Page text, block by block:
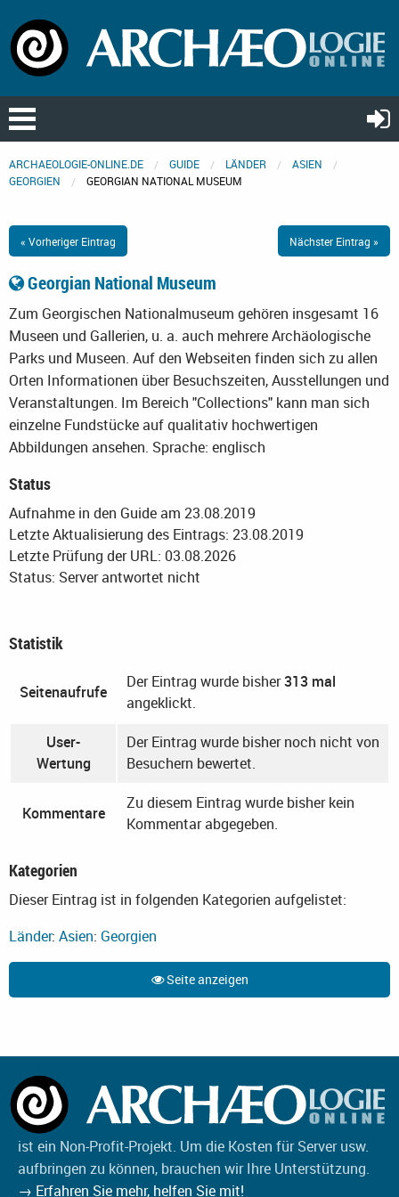
ARCHAEOLOGIE-ONLINE.DE GUIDE LÄNDER
ASIEN
GEORGIEN
GEORGIAN NATIONAL MUSEUM
« Vorheriger Eintrag Nächster Eintrag »
Georgian National Museum
Zum Georgischen Nationalmuseum gehören insgesamt 16
Museen und Gallerien, u. a. auch mehrere Archäologische
Parks und Museen. Auf den Webseiten finden sich zu allen
Orten Informationen über Besuchszeiten, Ausstellungen und
Veranstaltungen. Im Bereich "Collections" kann man sich
einzelne Fundstücke auf qualitativ hochwertigen
Abbildungen ansehen. Sprache: englisch
Status
Aufnahme in den Guide am 23.08.2019
Letzte Aktualisierung des Eintrags: 23.08.2019
Letzte Prüfung der URL: 03.08.2026
Status: Server antwortet nicht
Statistik
Seitenaufrufe
Der Eintrag wurde bisher313 mal
angeklickt.
User-
Wertung
Der Eintrag wurde bisher noch nicht von
Besuchern bewertet.
Kommentare
Zu diesem Eintrag wurde bisher kein
Kommentar abgegeben.
Kategorien
Dieser Eintrag ist in folgenden Kategorien aufgelistet:
Länder: Asien: Georgien
Seite anzeigen
ist ein Non-Profit-Projekt. Um die Kosten für Server usw.
aufbringen zu können, brauchen wir Ihre Unterstützung.
→ Erfahren Sie mehr, helfen Sie mit!